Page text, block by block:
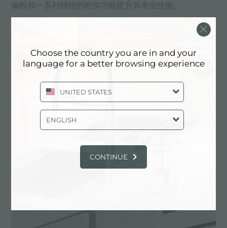
编程和一系列独特的附加功能提升其专业性能。
真空抽屉不仅仅是一种保存技术。
真空抽屉使空气稀薄，然后密封。这样可以提取出氧气，
阻止细菌繁殖。真空包装的优点不仅限于保存。
中，由于没有液体的分散以及更精准的温度控制，它可以
实现更好的均匀性，并可以在较低的温度下工作，从而保
Foster的真空抽屉可以在很小的空间内实现专业效果和强
Choose the country you are in and your
language for a better browsing experience
UNITED STATES
ENGLISH
CONTINUE